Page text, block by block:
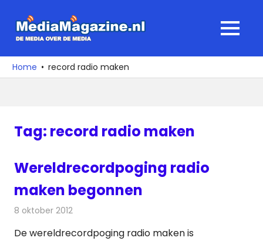
naar
media
over
MENU
Home record radio maken
Tag: record radio maken
Wereldrecordpoging radio
maken begonnen
8 oktober 2012
De wereldrecordpoging radio maken is